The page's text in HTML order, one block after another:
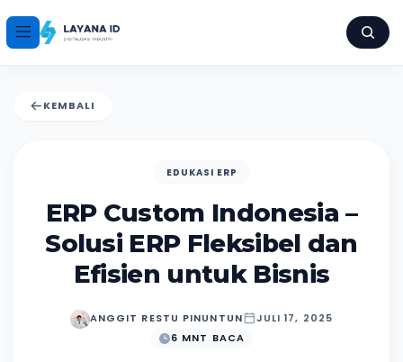
KEMBALI
EDUKASI ERP
ERP Custom Indonesia –
Solusi ERP Fleksibel dan
Efisien untuk Bisnis
ANGGIT RESTU PINUNTUN
JULI 17, 2025
6 MNT BACA